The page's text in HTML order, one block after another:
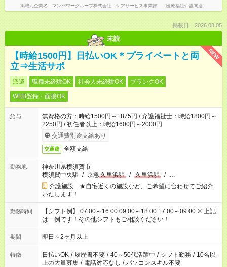
掲載元企業名 マンパワーグループ株式会社 ケアサービス事業部 （医療福祉介護関連）
掲載日：2026.08.05
未読
NEW
【時給1500円】日払いOK＊プライベートと両
立⇒生活サポ
派遣 職種未経験OK 社会人未経験OK
ブランクOK
WEB登録・面接OK
給与
無資格の方：時給1500円～1875円 / 介護福祉士：時給1800円～
2250円 / 初任者以上：時給1600円～2000円
交通費別途支給あり
交通費 全額支給
勤務地
神奈川県横須賀市
横須賀中央駅 / 京急 久里浜駅 / 久里浜駅 / …
介護施設 ★自宅近くの施設など、ご希望に合わせてご紹介
いたします！
勤務時間
【シフト例】 07:00～16:00 09:00～18:00 17:00～09:00 ※ 上記
は一例です！その他シフトもご相談ください！
期間 即日～2ヶ月以上
特徴 日払いOK / 履歴書不要 / 40～50代活躍中 / シフト勤務 / 10名以
上の大量募集 / 電話対応なし / パソコンスキル不要